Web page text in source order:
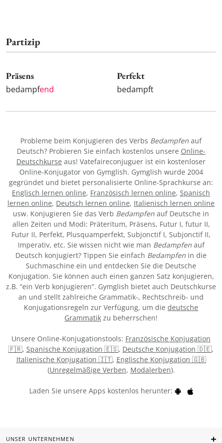
Partizip
Präsens
bedampfend
Perfekt
bedampft
Probleme beim Konjugieren des Verbs Bedampfen auf
Deutsch? Probieren Sie einfach kostenlos unsere Online-
Deutschkurse aus! Vatefaireconjuguer ist ein kostenloser
Online-Konjugator von Gymglish. Gymglish wurde 2004
gegründet und bietet personalisierte Online-Sprachkurse an:
Englisch lernen online, Französisch lernen online, Spanisch
lernen online, Deutsch lernen online, Italienisch lernen online
usw. Konjugieren Sie das Verb Bedampfen auf Deutsche in
allen Zeiten und Modi: Präteritum, Präsens, Futur I, futur II,
Futur II, Perfekt, Plusquamperfekt, Subjonctif I, Subjonctif II,
Imperativ, etc. Sie wissen nicht wie man Bedampfenauf
Deutsch konjugiert? Tippen Sie einfach Bedampfen in die
Suchmaschine ein und entdecken Sie die Deutsche
Konjugation. Sie können auch einen ganzen Satz konjugieren,
z.B. “ein Verb konjugieren”. Gymglish bietet auch Deutschkurse
an und stellt zahlreiche Grammatik-, Rechtschreib- und
Konjugationsregeln zur Verfügung, um die deutsche
Grammatik zu beherrschen!
Unsere Online-Konjugationstools: Französische Konjugation
🇫🇷, Spanische Konjugation 🇪🇸, Deutsche Konjugation 🇩🇪,
Italienische Konjugation 🇮🇹, Englische Konjugation 🇬🇧
(Unregelmäßige Verben, Modalerben).
Laden Sie unsere Apps kostenlos herunter:
UNSER UNTERNEHMEN